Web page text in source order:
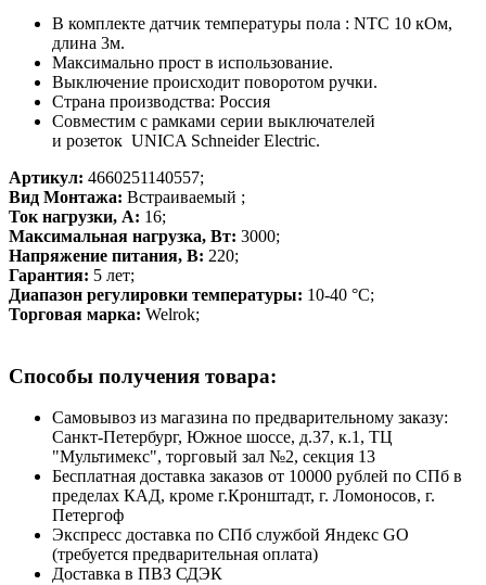
В комплекте датчик температуры пола : NTC 10 кОм,
длина 3м.
Максимально прост в использование.
Выключение происходит поворотом ручки.
Страна производства: Россия
Совместим с рамками серии выключателей
и розеток UNICA Schneider Electric.
Артикул: 4660251140557;
Вид Монтажа: Встраиваемый ;
Ток нагрузки, А: 16;
Максимальная нагрузка, Вт: 3000;
Напряжение питания, В: 220;
Гарантия: 5 лет;
Диапазон регулировки температуры: 10-40 °C;
Торговая марка: Welrok;
Способы получения товара:
Самовывоз из магазина по предварительному заказу:
Санкт-Петербург, Южное шоссе, д.37, к.1, ТЦ
"Мультимекс", торговый зал №2, секция 13
Бесплатная доставка заказов от 10000 рублей по СПб в
пределах КАД, кроме г.Кронштадт, г. Ломоносов, г.
Петергоф
Экспресс доставка по СПб службой Яндекс GO
(требуется предварительная оплата)
Доставка в ПВЗ СДЭК